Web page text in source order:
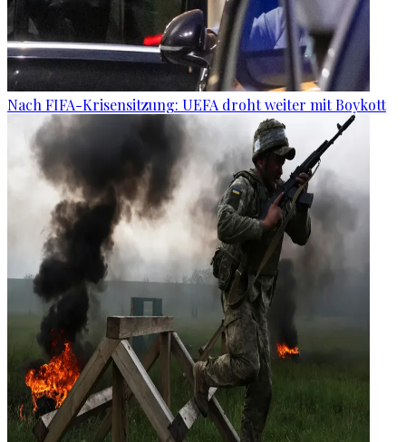
Nach FIFA-Krisensitzung: UEFA droht weiter mit Boykott